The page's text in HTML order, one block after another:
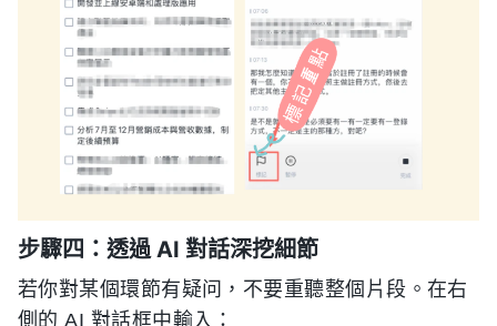
步驟四：透過 AI 對話深挖細節
若你對某個環節有疑问，不要重聽整個片段。在右
側的 AI 對話框中輸入：